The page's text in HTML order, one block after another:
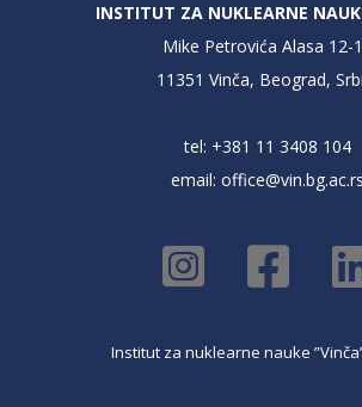
INSTITUT ZA NUKLEARNE
Mike Petrovića Alasa 12-
11351 Vinča, Beograd,
tel: +381 11 3408 104
email: office@vin.bg.ac.rs
Institut za nuklearne nauke